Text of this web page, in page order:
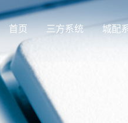
首页 三方系统 城配